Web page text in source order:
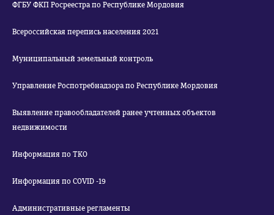
ФГБУ ФКП Росреестра по Республике Мордовия
Всероссийская перепись населения 2021
Муниципальный земельный контроль
Управление Роспотребнадзора по Республике Мордовия
Выявление правообладателей ранее учтенных объектов
недвижимости
Информация по ТКО
Информация по COVID -19
Административные регламенты